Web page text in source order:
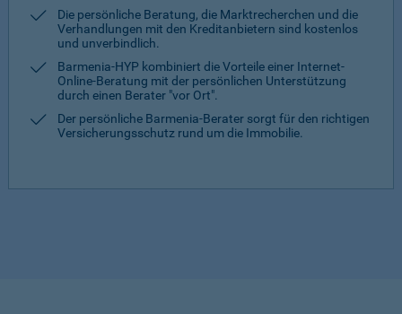
Die persönliche Beratung, die Marktrecherchen und die
Verhandlungen mit den Kreditanbietern sind kostenlos
und unverbindlich.
Barmenia-HYP kombiniert die Vorteile einer Internet-
Online-Beratung mit der persönlichen Unterstützung
durch einen Berater "vor Ort".
Der persönliche Barmenia-Berater sorgt für den richtigen
Versicherungsschutz rund um die Immobilie.